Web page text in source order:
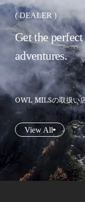
( DEALER )
Get the
adventures.
OWL MILSの取扱い
View All